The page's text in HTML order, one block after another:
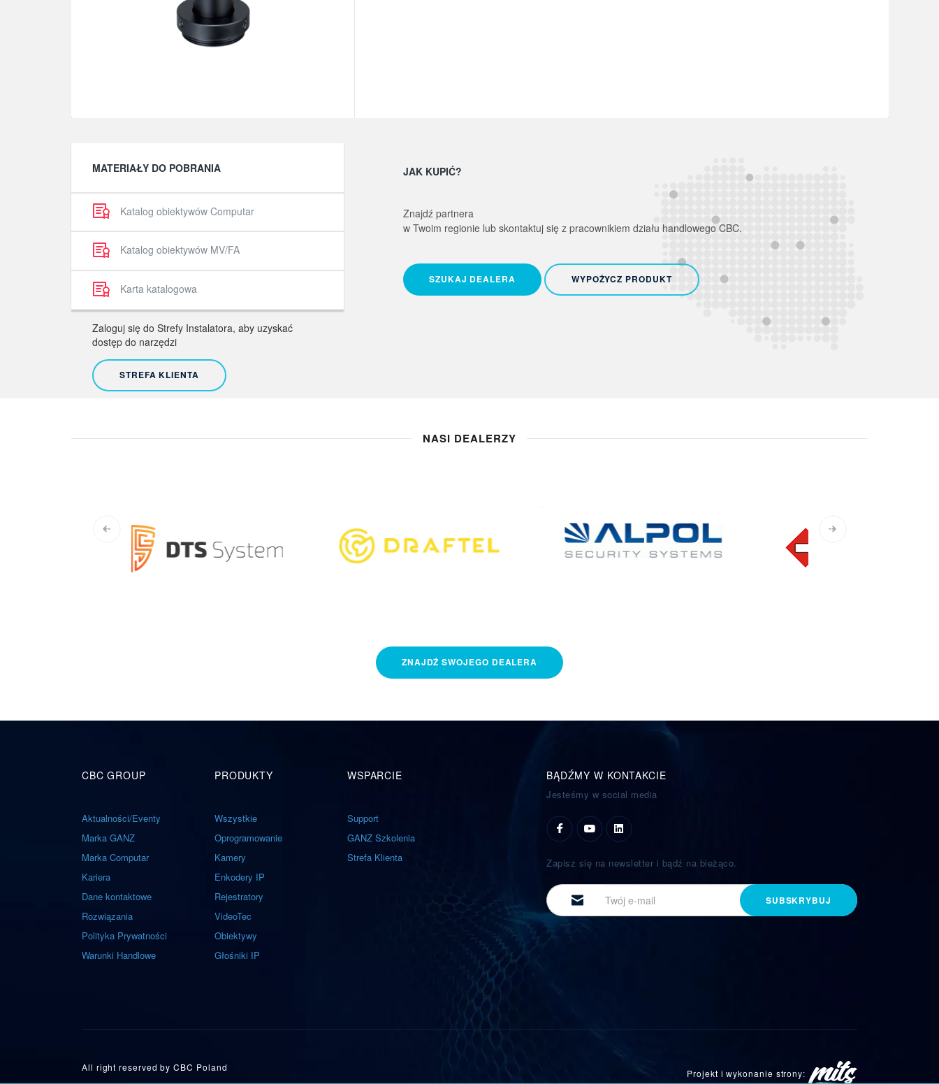
MATERIAŁY DO POBRANIA
Katalog obiektywów Computar
Katalog obiektywów MV/FA
Karta katalogowa
Zaloguj się do Strefy Instalatora, aby uzyskać
dostęp do narzędzi
STREFA KLIENTA
JAK KUPIĆ?
Znajdź partnera
w Twoim regionie lub skontaktuj się z pracownikiem działu handlowego CBC.
SZUKAJ DEALERA WYPOŻYCZ PRODUKT
NASI DEALERZY
ZNAJDŹSWOJEGO DEALERA
CBC GROUP
Aktualności/Eventy
Marka GANZ
Marka Computar
Kariera
Dane kontaktowe
Rozwiązania
Polityka Prywatności
Warunki Handlowe
PRODUKTY
Wszystkie
Oprogramowanie
Kamery
Enkodery IP
Rejestratory
VideoTec
Obiektywy
Głośniki IP
WSPARCIE
Support
GANZ Szkolenia
Strefa Klienta
BĄDŹMY W KONTAKCIE
Jesteśmy w social media
Zapisz się na newsletter i bądź na bieżąco.
E-
mail
SUBSKRYBUJ
All right reserved byCBC Poland
Projekt i wykonanie strony: